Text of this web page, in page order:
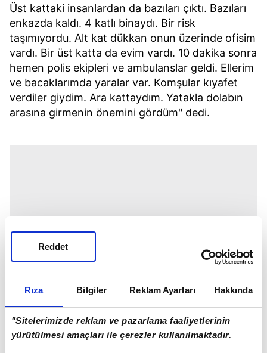
Rıza Bilgiler Reklam Ayarları Hakkında
"Sitelerimizde reklam ve pazarlama faaliyetlerinin
yürütülmesi amaçları ile çerezler kullanılmaktadır.
Reddet
Üst kattaki insanlardan da bazıları çıktı. Bazıları
enkazda kaldı. 4 katlı binaydı. Bir risk
taşımıyordu. Alt kat dükkan onun üzerinde ofisim
vardı. Bir üst katta da evim vardı. 10 dakika sonra
hemen polis ekipleri ve ambulanslar geldi. Ellerim
ve bacaklarımda yaralar var. Komşular kıyafet
verdiler giydim. Ara kattaydım. Yatakla dolabın
arasına girmenin önemini gördüm" dedi.